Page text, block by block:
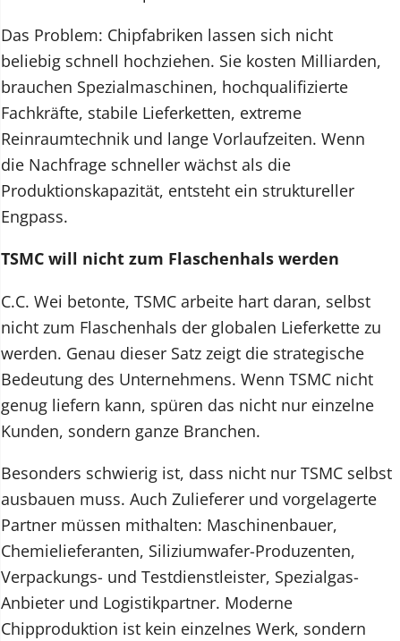
Das Problem: Chipfabriken lassen sich nicht
beliebig schnell hochziehen. Sie kosten Milliarden,
brauchen Spezialmaschinen, hochqualifizierte
Fachkräfte, stabile Lieferketten, extreme
Reinraumtechnik und lange Vorlaufzeiten. Wenn
die Nachfrage schneller wächst als die
Produktionskapazität, entsteht ein struktureller
Engpass.
TSMC will nicht zum Flaschenhals werden
C.C. Wei betonte, TSMC arbeite hart daran, selbst
nicht zum Flaschenhals der globalen Lieferkette zu
werden. Genau dieser Satz zeigt die strategische
Bedeutung des Unternehmens. Wenn TSMC nicht
genug liefern kann, spüren das nicht nur einzelne
Kunden, sondern ganze Branchen.
Besonders schwierig ist, dass nicht nur TSMC selbst
ausbauen muss. Auch Zulieferer und vorgelagerte
Partner müssen mithalten: Maschinenbauer,
Chemielieferanten, Siliziumwafer-Produzenten,
Verpackungs- und Testdienstleister, Spezialgas-
Anbieter und Logistikpartner. Moderne
Chipproduktion ist kein einzelnes Werk, sondern